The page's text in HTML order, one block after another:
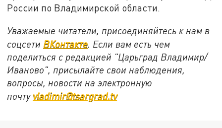
России по Владимирской области.
Уважаемые читатели, присоединяйтесь к нам в
соцсети ВКонтакте . Если вам есть чем
поделиться с редакцией "Царьград Владимир/
Иваново", присылайте свои наблюдения,
вопросы, новости на электронную
почту vladimir@tsargrad.tv